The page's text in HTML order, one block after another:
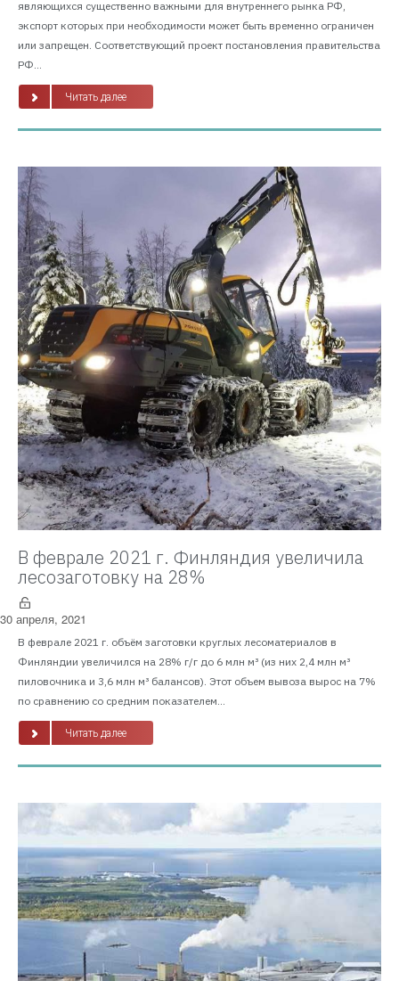
являющихся существенно важными для внутреннего рынка РФ,
экспорт которых при необходимости может быть временно ограничен
или запрещен. Соответствующий проект постановления правительства
РФ...
Читать далее
В феврале 2021 г. Финляндия увеличила
лесозаготовку на 28%
30 апреля, 2021
В феврале 2021 г. объём заготовки круглых лесоматериалов в
Финляндии увеличился на 28% г/г до 6 млн м³ (из них 2,4 млн м³
пиловочника и 3,6 млн м³ балансов). Этот объем вывоза вырос на 7%
по сравнению со средним показателем...
Читать далее